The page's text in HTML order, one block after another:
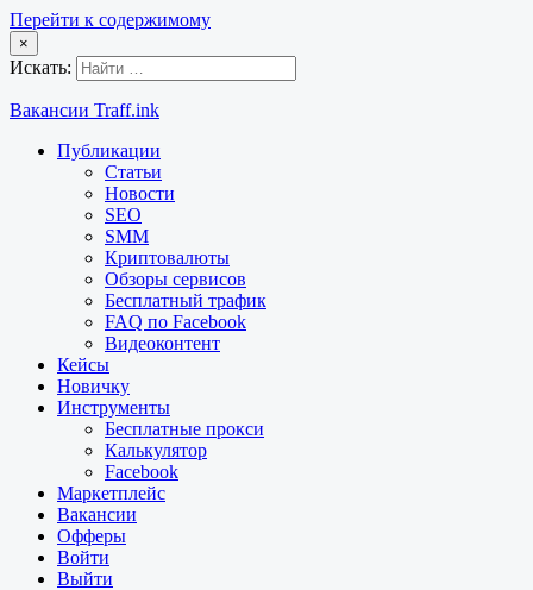
Перейти к содержимому
×
Искать:
Вакансии Traff.ink
Публикации
Статьи
Новости
SEO
SMM
Криптовалюты
Обзоры сервисов
Бесплатный трафик
FAQ по Facebook
Видеоконтент
Кейсы
Новичку
Инструменты
Бесплатные прокси
Калькулятор
Facebook
Маркетплейс
Вакансии
Офферы
Войти
Выйти